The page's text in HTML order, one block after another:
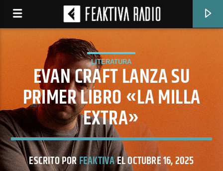
LITERATURA
EVAN CRAFT LANZA SU
PRIMER LIBRO «LA MILLA
EXTRA»
ESCRITO PORFEAKTIVAEL OCTUBRE 16, 2025